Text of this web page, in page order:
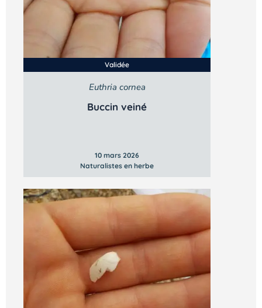
Validée
Euthria cornea
Buccin veiné
10 mars 2026
Naturalistes en herbe